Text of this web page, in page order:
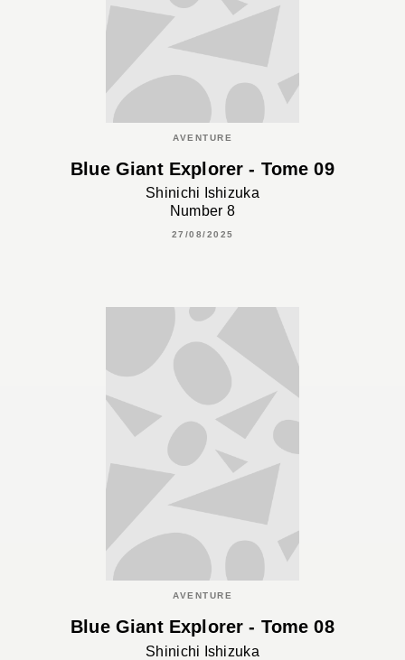
AVENTURE
Blue Giant Explorer - Tome 09
Shinichi Ishizuka
Number 8
27/08/2025
AVENTURE
Blue Giant Explorer - Tome 08
Shinichi Ishizuka